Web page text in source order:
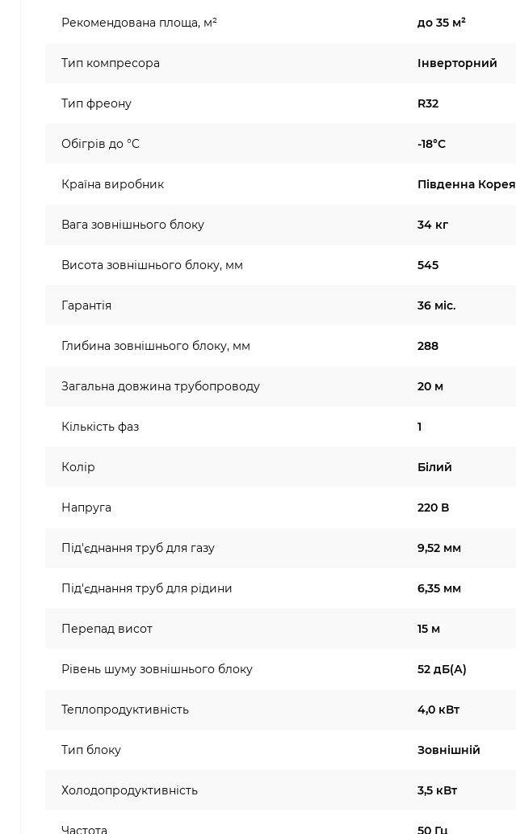
Рекомендована площа, м² до 35 м²
Тип компресора Інверторний
Тип фреону R32
Обігрів до °C -18°C
Країна виробник Південна Корея
Вага зовнішнього блоку 34 кг
Висота зовнішнього блоку, мм 545
Гарантія 36 міс.
Глибина зовнішнього блоку, мм 288
Загальна довжина трубопроводу 20 м
Кількість фаз 1
Колір Білий
Напруга 220 В
Під'єднання труб для газу 9,52 мм
Під'єднання труб для рідини 6,35 мм
Перепад висот 15 м
Рівень шуму зовнішнього блоку 52 дБ(А)
Теплопродуктивність 4,0 кВт
Тип блоку Зовнішній
Холодопродуктивність 3,5 кВт
Частота 50 Гц